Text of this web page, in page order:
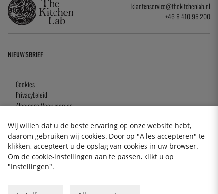
klantenservice@thekitchenlab.nl
+46 8 410 95 200
NIEUWSBRIEF
Cookies
Privacybeleid
Algemene Voorwaarden
2026 KitchenLab AB
Wij willen dat u de beste ervaring op onze website hebt,
daarom gebruiken wij cookies. Door op "Alles accepteren" te
klikken, accepteert u de opslag van cookies in uw browser.
Om de cookie-instellingen aan te passen, klikt u op
"Instellingen".